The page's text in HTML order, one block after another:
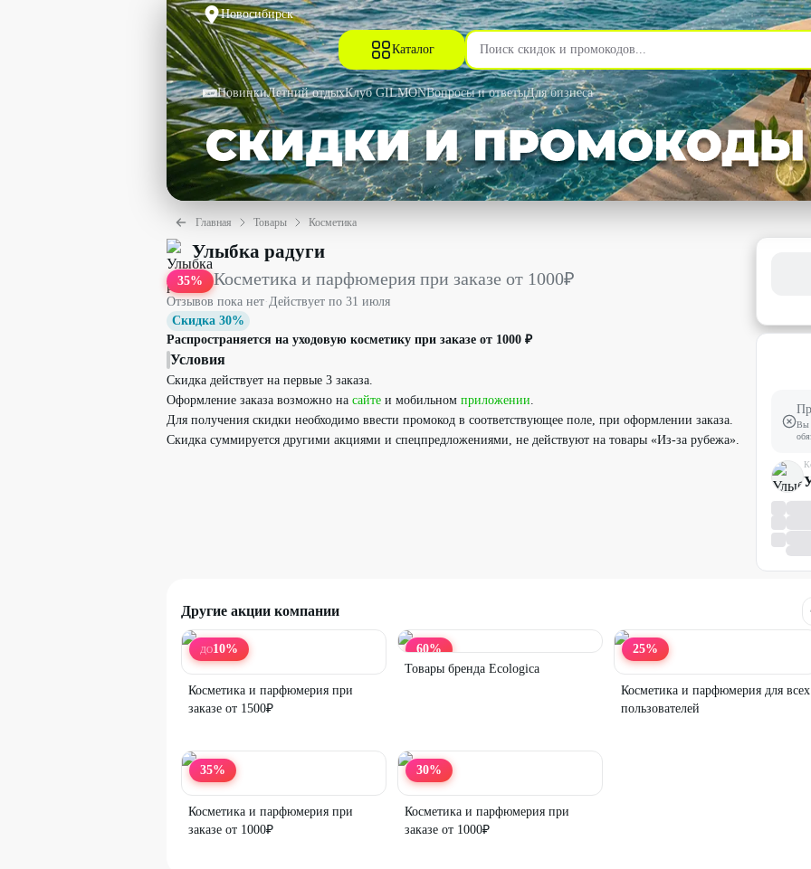
Новосибирск
Каталог
НовинкиЛетний отдыхКлуб GILMONВопросы и ответыДля бизнеса
Главная Товары Косметика
Косметика и парфюмерия при заказе от 1000₽ со скидкой 35% - Улыбка радуги в Новосибирске
Улыбка радуги
35% Косметика и парфюмерия при заказе от 1000₽
Отзывов пока нет·Действует по 31 июля
Скидка 30%
Распространяется на уходовую косметику при заказе от 1000 ₽
Условия
Скидка действует на первые 3 заказа.
Оформление заказа возможно на сайте и мобильном приложении.
Для получения скидки необходимо ввести промокод в соответствующее поле, при оформлении заказа.
Скидка суммируется другими акциями и спецпредложениями, не действуют на товары «Из-за рубежа».
Вы
Другие акции компании
ДО10%
Косметика и парфюмерия при
заказе от 1500₽
60%
Товары бренда Ecologica
25%
Косметика и парфюмерия для всех
пользователей
35%
Косметика и парфюмерия при
заказе от 1000₽
30%
Косметика и парфюмерия при
заказе от 1000₽